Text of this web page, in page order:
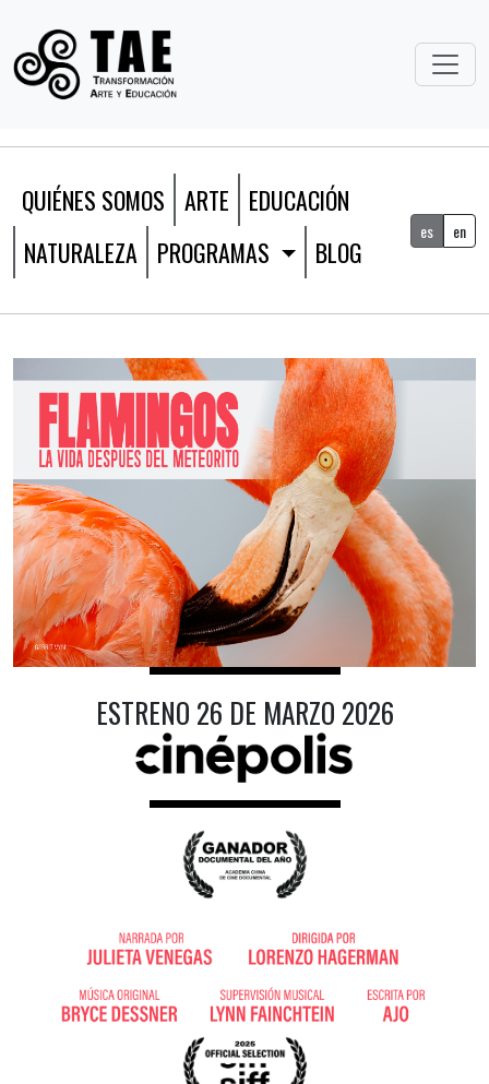
QUIÉNES SOMOS ARTE
EDUCACIÓN
NATURALEZA
PROGRAMAS BLOG
es en
ESTRENO 26 DE MARZO 2026